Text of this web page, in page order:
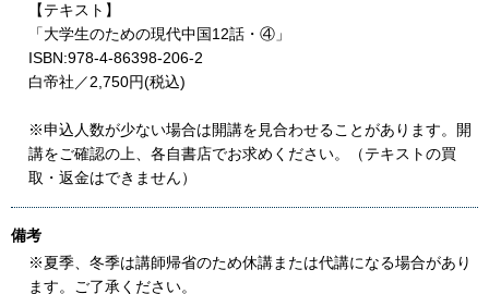
【テキスト】
「大学生のための現代中国12話・④」
ISBN:978-4-86398-206-2
白帝社／2,750円(税込)
※申込人数が少ない場合は開講を見合わせることがあります。開
講をご確認の上、各自書店でお求めください。（テキストの買
取・返金はできません）
備考
※夏季、冬季は講師帰省のため休講または代講になる場合があり
ます。ご了承ください。